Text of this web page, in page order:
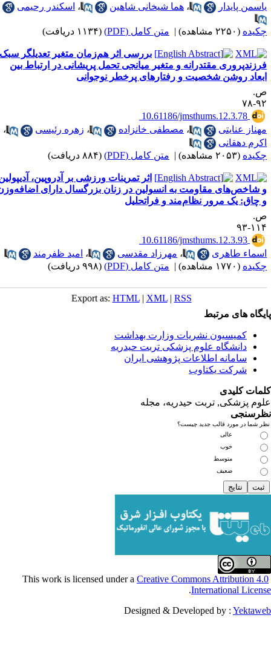
، هما شیخانی شاهین ، اسکندر رحیمی
| متن کامل (PDF) (۱۱۳۴ دریافت)
بررسی اثر هم‌زمان متغیر تعدیلگر سبک
مقتدرانه و متغیر میانجی تحمل پریشانی در ارتباط بین
شخصیت و رفتارهای پرخطر نوجوانی
10.61186/
، مصطفی خانزاده ، زهره رئیسی
،
| متن کامل (PDF) (۸۸۴ دریافت)
اثر تمرینات ورزشی بر آدروپین، آدیپولین
مقاومت به انسولین در زنان بزرگسال دارای اضافه‌وزن
مرور نظام‌مند و فراتحلیل
10.61186/
، مهرزاد مقدسی ، امید ظفرمند
| متن کامل (PDF) (۹۹۸ دریافت)
Export as: HTML |XML
مرتبط
نشریات وزارت بهداشت
علوم پزشکی تربت حیدریه
اطلاعات پژوهشی ایران
یکتاوب
تربت حیدریه، مجله
قالب جدید چیست؟
عالی
خوب
متوسط
ضعیف
Creative Commons
.
Designed & Developed by :